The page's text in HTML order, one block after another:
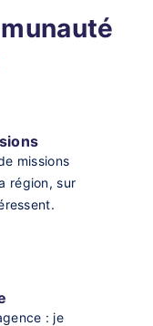
missions
région, sur
: je